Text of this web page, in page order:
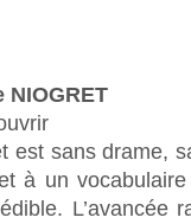
NIOGRET
est sans drame,
à un
L’avancée